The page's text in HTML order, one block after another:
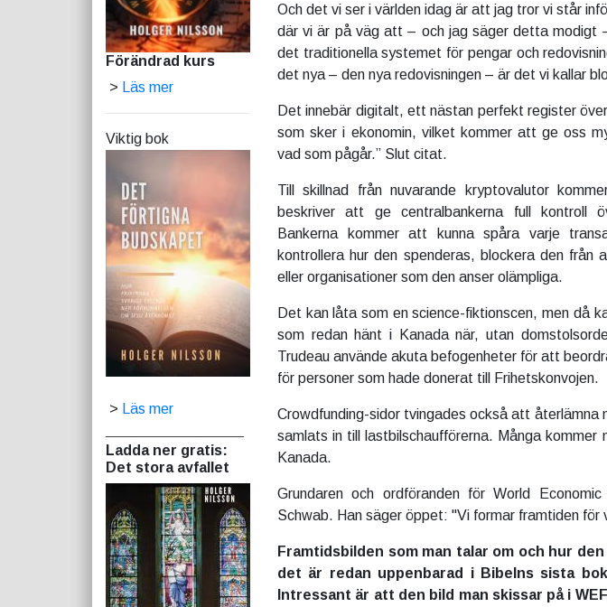
Förändrad kurs
> Läs mer
Viktig bok
> Läs mer
Ladda ner gratis:
Det stora avfallet
Och det vi ser i världen idag är att jag tror vi står
där vi är på väg att – och jag säger detta modigt
det traditionella systemet för pengar och
det nya – den nya redovisningen – är det vi kallar
Det innebär digitalt, ett nästan perfekt register
som sker i ekonomin, vilket kommer att ge oss
vad som pågår.” Slut citat.
Till skillnad från nuvarande kryptovalutor
beskriver att ge centralbankerna full kontroll
Bankerna kommer att kunna spåra varje
kontrollera hur den spenderas, blockera den från
eller organisationer som den anser olämpliga.
Det kan låta som en science-fiktionscen, men då
som redan hänt i Kanada när, utan
Trudeau använde akuta befogenheter för att
för personer som hade donerat till Frihetskonvojen.
Crowdfunding-sidor tvingades också att återlämna
samlats in till lastbilschaufförerna. Många kommer
Kanada.
Grundaren och ordföranden för World
Schwab. Han säger öppet: "Vi formar framtiden för
Framtidsbilden som man talar om och hur
det är redan uppenbarad i Bibelns sista
Intressant är att den bild man skissar på i